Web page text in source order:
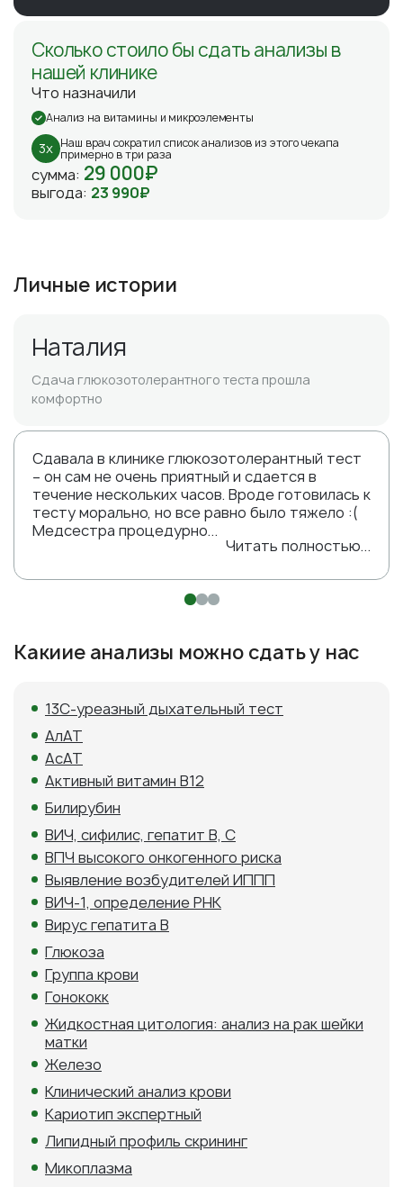
Сколько стоило бы сдать анализы в
нашей клинике
Что назначили
Анализ на витамины и микроэлементы
3x Наш врач сократил список анализов из этого чекапа
примерно в три раза
сумма: 29 000₽
выгода: 23 990₽
Личные истории
Наталия
Сдача глюкозотолерантного теста прошла
комфортно
Сдавала в клинике глюкозотолерантный тест
– он сам не очень приятный и сдается в
течение нескольких часов. Вроде готовилась к
тесту морально, но все равно было тяжело :(
Медсестра процедурно...
Читать полностью...
Какиие анализы можно сдать у нас
13С-уреазный дыхательный тест
АлАТ
АсАТ
Активный витамин В12
Билирубин
ВИЧ, сифилис, гепатит В, С
ВПЧ высокого онкогенного риска
Выявление возбудителей ИППП
ВИЧ-1, определение РНК
Вирус гепатита B
Глюкоза
Группа крови
Гонококк
Жидкостная цитология: анализ на рак шейки
матки
Железо
Клинический анализ крови
Кариотип экспертный
Липидный профиль скрининг
Микоплазма